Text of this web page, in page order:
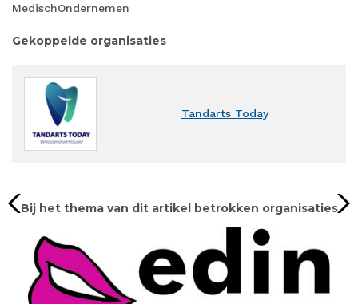
MedischOndernemen
Gekoppelde organisaties
Tandarts Today
Bij het thema van dit artikel betrokken organisaties